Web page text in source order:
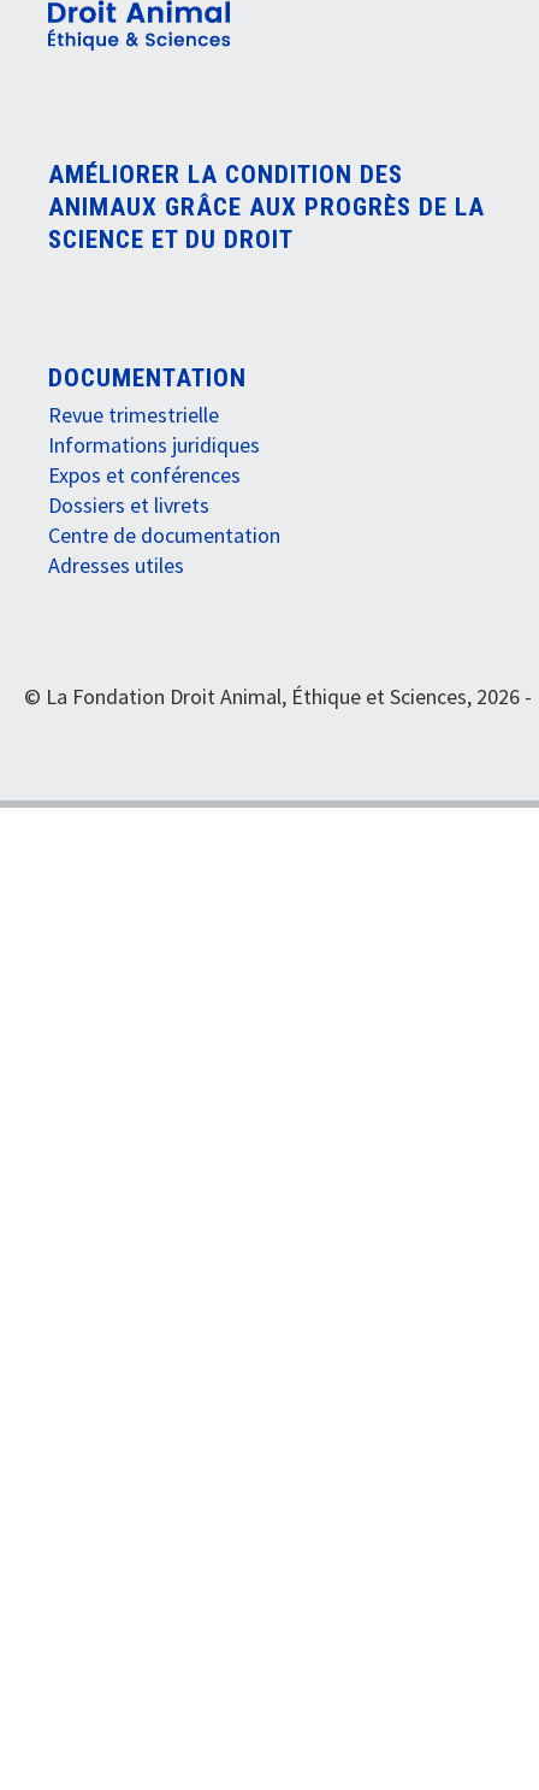
AMÉLIORER LA CONDITION DES
ANIMAUX GRÂCE AUX PROGRÈS DE LA
SCIENCE ET DU DROIT
DOCUMENTATION
Revue trimestrielle
Informations juridiques
Expos et conférences
Dossiers et livrets
Centre de documentation
Adresses utiles
© La Fondation Droit Animal, Éthique et Sciences, 2026 -